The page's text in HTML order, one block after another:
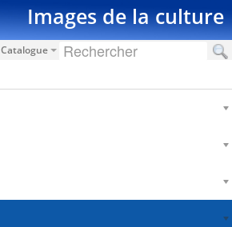
Images de la culture
Catalogue